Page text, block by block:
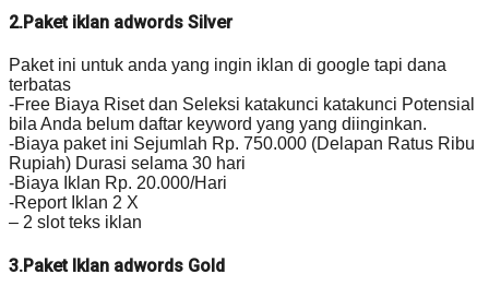
2.Paket iklan adwords Silver
Paket ini untuk anda yang ingin iklan di google tapi dana
terbatas
-Free Biaya Riset dan Seleksi katakunci katakunci Potensial
bila Anda belum daftar keyword yang yang diinginkan.
-Biaya paket ini Sejumlah Rp. 750.000 (Delapan Ratus Ribu
Rupiah) Durasi selama 30 hari
-Biaya Iklan Rp. 20.000/Hari
-Report Iklan 2 X
– 2 slot teks iklan
3.Paket Iklan adwords Gold